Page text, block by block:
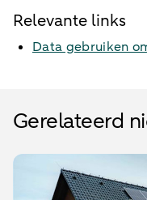
Relevante links
Data gebruiken
Gerelateerd